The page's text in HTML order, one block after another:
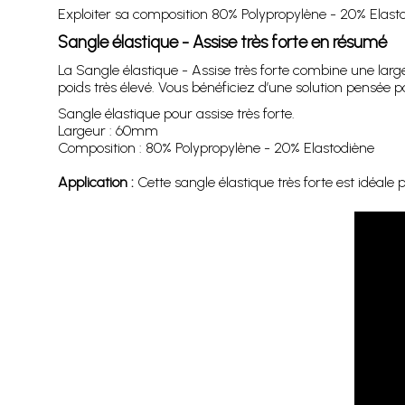
Exploiter sa composition 80% Polypropylène - 20%
Sangle élastique - Assise très forte en résumé
La Sangle élastique - Assise très forte combine une
poids très élevé. Vous bénéficiez d’une solution
Sangle élastique pour assise très forte.
Largeur : 60mm
Composition : 80% Polypropylène - 20% Elastodiène
Application :Cette sangle élastique très forte est idéale